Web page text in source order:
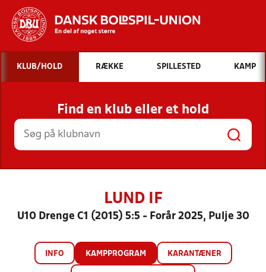
Hvad vil du søge efter?
INDHOLD OG NYHEDER
STILLINGER, RESULTATER, KLUBBER OG
HOLD
KLUB/HOLD RÆKKE SPILLESTED KAMP
Find en klub eller et hold
LUND IF
U10 Drenge C1 (2015) 5:5 - Forår 2025, Pulje 30
INFO KAMPPROGRAM KARANTÆNER